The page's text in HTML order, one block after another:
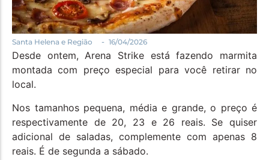
Santa Helena e Região - 16/04/2026
Desde ontem, Arena Strike está fazendo marmita
montada com preço especial para você retirar no
local.
Nos tamanhos pequena, média e grande, o preço é
respectivamente de 20, 23 e 26 reais. Se quiser
adicional de saladas, complemente com apenas 8
reais. É de segunda a sábado.